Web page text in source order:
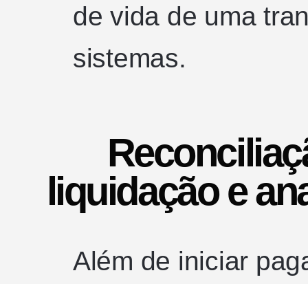
de vida de uma
sistemas.
liquidação e
Além de iniciar